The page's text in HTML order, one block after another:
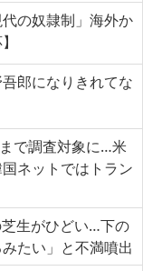
の奴隷制」海外か
吾郎になりきれてな
で調査対象に…米
ネットではトラン
生がひどい…下の
たい」と不満噴出